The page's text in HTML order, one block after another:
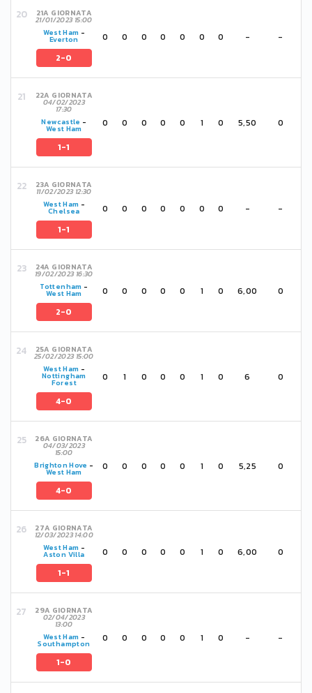
21A GIORNATA
21/01/2023 15:00
West Ham -
Everton
2-0
0 0 0 0 0 0 0 - -
22A GIORNATA
04/02/2023
17:30
Newcastle -
West Ham
1-1
0 0 0 0 0 1 0 5,50 0
23A GIORNATA
11/02/2023 12:30
West Ham -
Chelsea
1-1
0 0 0 0 0 0 0 - -
24A GIORNATA
19/02/2023 16:30
Tottenham -
West Ham
2-0
0 0 0 0 0 1 0 6,00 0
25A GIORNATA
25/02/2023 15:00
West Ham -
Nottingham
Forest
4-0
0 1 0 0 0 1 0 6 0
26A GIORNATA
04/03/2023
15:00
Brighton Hove -
West Ham
4-0
0 0 0 0 0 1 0 5,25 0
27A GIORNATA
12/03/2023 14:00
West Ham -
Aston Villa
1-1
0 0 0 0 0 1 0 6,00 0
29A GIORNATA
02/04/2023
13:00
West Ham -
Southampton
1-0
0 0 0 0 0 1 0 - -